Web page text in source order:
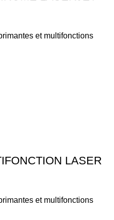
et multifonctions
LASER
et multifonctions